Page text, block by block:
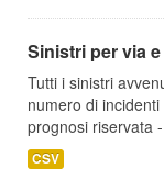
Sinistri per via
Tutti i sinistri
numero di
prognosi riservata
CSV